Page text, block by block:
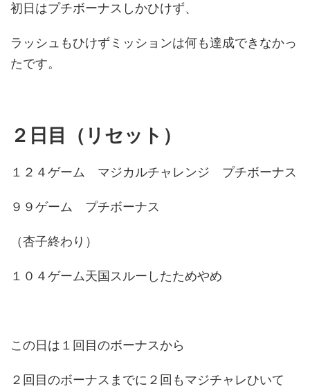
初日はプチボーナスしかひけず、
ラッシュもひけずミッションは何も達成できなかっ
たです。
２日目（リセット）
１２４ゲーム マジカルチャレンジ プチボーナス
９９ゲーム プチボーナス
（杏子終わり）
１０４ゲーム天国スルーしたためやめ
この日は１回目のボーナスから
２回目のボーナスまでに２回もマジチャレひいて